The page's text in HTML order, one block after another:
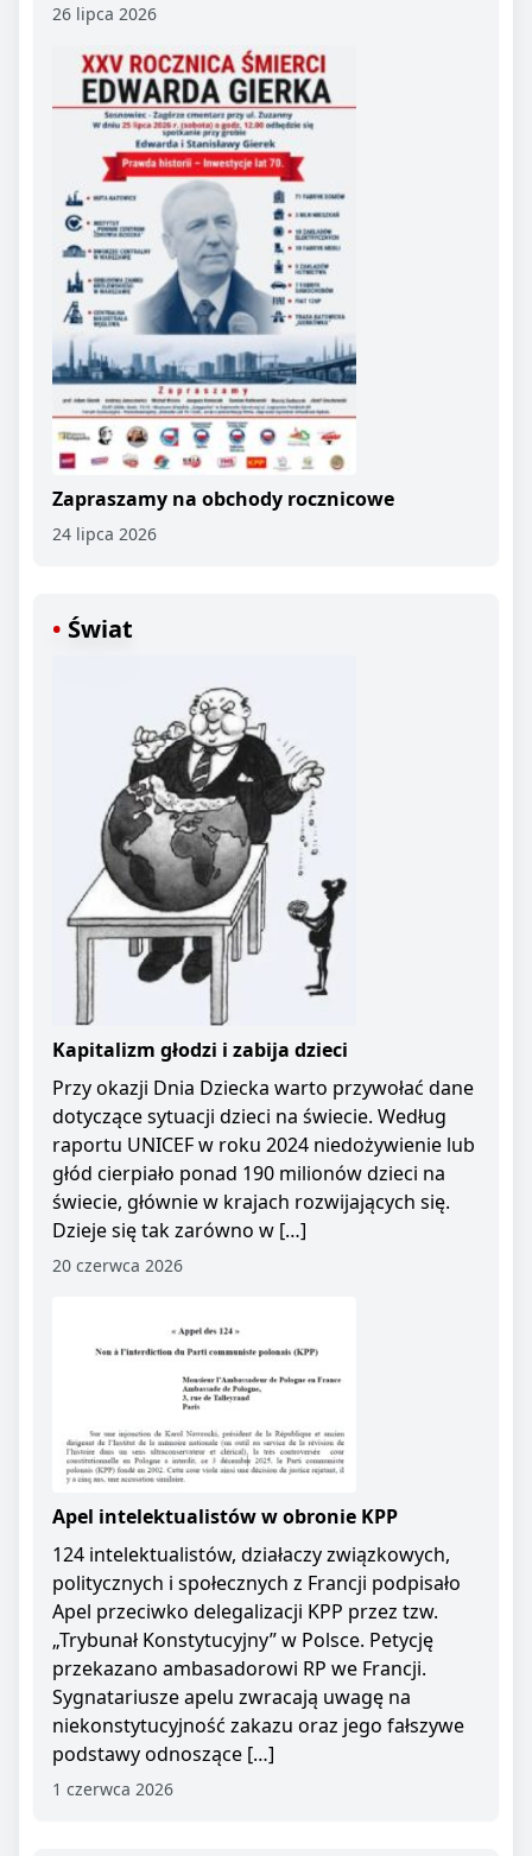
26 lipca 2026
Zapraszamy na obchody rocznicowe
24 lipca 2026
Świat
Kapitalizm głodzi i zabija dzieci
Przy okazji Dnia Dziecka warto przywołać dane
dotyczące sytuacji dzieci na świecie. Według
raportu UNICEF w roku 2024 niedożywienie lub
głód cierpiało ponad 190 milionów dzieci na
świecie, głównie w krajach rozwijających się.
Dzieje się tak zarówno w […]
20 czerwca 2026
Apel intelektualistów w obronie KPP
124 intelektualistów, działaczy związkowych,
politycznych i społecznych z Francji podpisało
Apel przeciwko delegalizacji KPP przez tzw.
„Trybunał Konstytucyjny” w Polsce. Petycję
przekazano ambasadorowi RP we Francji.
Sygnatariusze apelu zwracają uwagę na
niekonstytucyjność zakazu oraz jego fałszywe
podstawy odnoszące […]
1 czerwca 2026